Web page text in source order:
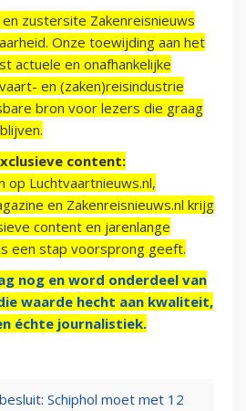
zustersite Zakenreisnieuws
Onze toewijding aan het
actuele en onafhankelijke
en (zaken)reisindustrie
bron voor lezers die graag
content:
op Luchtvaartnieuws.nl,
en Zakenreisnieuws.nl krijg
content en jarenlange
een stap voorsprong geeft.
nog en word onderdeel van
waarde hecht aan kwaliteit,
échte journalistiek.
Schiphol moet met 12